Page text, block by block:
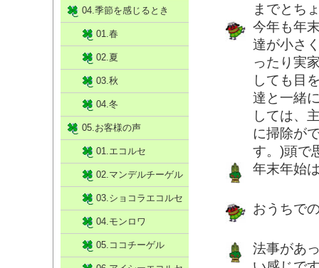
までとち
今年も年
達が小さ
ったり実
しても目
達と一緒
しては、
に掃除が
す。)頭で
年末年始
おうちで
法事があ
04.季節を感じるとき
01.春
02.夏
03.秋
04.冬
05.お客様の声
01.エコルセ
02.マンデルチーゲル
03.ショコラエコルセ
04.モンロワ
05.ココチーゲル